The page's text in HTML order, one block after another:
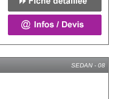
SEDAN - 08